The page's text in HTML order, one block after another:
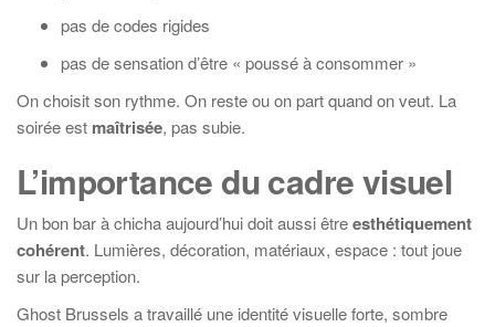
pas de codes rigides
pas de sensation d’être « poussé à consommer »
On choisit son rythme. On reste ou on part quand on veut. La
soirée est maîtrisée, pas subie.
L’importance du cadre visuel
Un bon bar à chicha aujourd’hui doit aussi êtreesthétiquement
cohérent. Lumières, décoration, matériaux, espace : tout joue
sur la perception.
Ghost Brussels a travaillé une identité visuelle forte, sombre